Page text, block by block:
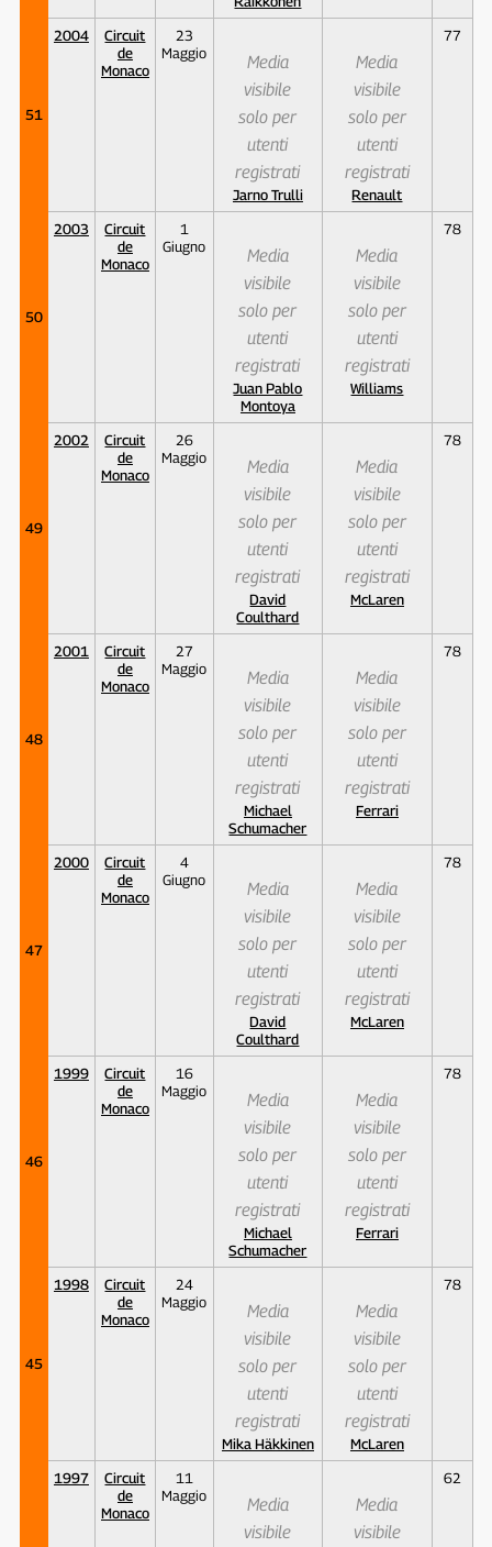
51
2004
Circuit
de
Monaco
23
Maggio
Media
visibile
solo per
utenti
registrati
Jarno Trulli
Media
visibile
solo per
utenti
registrati
Renault
77
50
2003
Circuit
de
Monaco
1
Giugno
Media
visibile
solo per
utenti
registrati
Juan Pablo
Montoya
Media
visibile
solo per
utenti
registrati
Williams
78
49
2002
Circuit
de
Monaco
26
Maggio
Media
visibile
solo per
utenti
registrati
David
Coulthard
Media
visibile
solo per
utenti
registrati
McLaren
78
48
2001
Circuit
de
Monaco
27
Maggio
Media
visibile
solo per
utenti
registrati
Michael
Schumacher
Media
visibile
solo per
utenti
registrati
Ferrari
78
47
2000
Circuit
de
Monaco
4
Giugno
Media
visibile
solo per
utenti
registrati
David
Coulthard
Media
visibile
solo per
utenti
registrati
McLaren
78
46
1999
Circuit
de
Monaco
16
Maggio
Media
visibile
solo per
utenti
registrati
Michael
Schumacher
Media
visibile
solo per
utenti
registrati
Ferrari
78
45
1998
Circuit
de
Monaco
24
Maggio
Media
visibile
solo per
utenti
registrati
Mika Häkkinen
Media
visibile
solo per
utenti
registrati
McLaren
78
1997
Circuit
de
Monaco
11
Maggio
Media
visibile
Media
visibile
62